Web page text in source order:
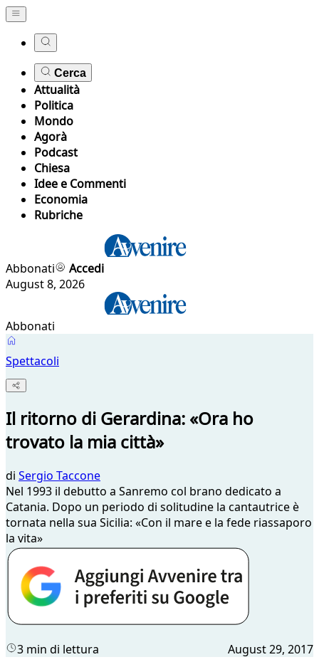
Cerca
Attualità
Politica
Mondo
Agorà
Podcast
Chiesa
Idee e Commenti
Economia
Rubriche
Abbonati
Accedi
August 8, 2026
Abbonati
Spettacoli
Il ritorno di Gerardina: «Ora ho
trovato la mia città»
di Sergio Taccone
Nel 1993 il debutto a Sanremo col brano dedicato a
Catania. Dopo un periodo di solitudine la cantautrice è
tornata nella sua Sicilia: «Con il mare e la fede riassaporo
la vita»
3 min di lettura August 29, 2017